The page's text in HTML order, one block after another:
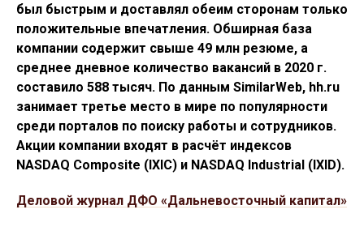
был быстрым и доставлял обеим сторонам только
положительные впечатления. Обширная база
компании содержит свыше 49 млн резюме, а
среднее дневное количество вакансий в 2020 г.
составило 588 тысяч. По данным SimilarWeb, hh.ru
занимает третье место в мире по популярности
среди порталов по поиску работы и сотрудников.
Акции компании входят в расчёт индексов
NASDAQ Composite (IXIC) и NASDAQ Industrial (IXID).
Деловой журнал ДФО «Дальневосточный капитал»